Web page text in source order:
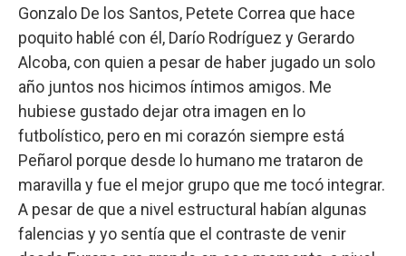
Gonzalo De los Santos, Petete Correa que hace
poquito hablé con él, Darío Rodríguez y Gerardo
Alcoba, con quien a pesar de haber jugado un solo
año juntos nos hicimos íntimos amigos. Me
hubiese gustado dejar otra imagen en lo
futbolístico, pero en mi corazón siempre está
Peñarol porque desde lo humano me trataron de
maravilla y fue el mejor grupo que me tocó integrar.
A pesar de que a nivel estructural habían algunas
falencias y yo sentía que el contraste de venir